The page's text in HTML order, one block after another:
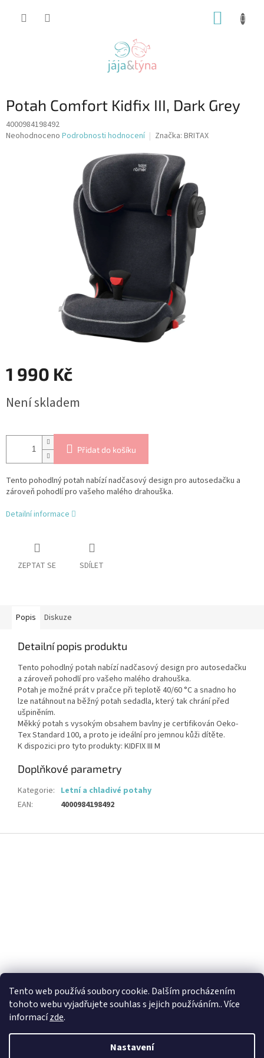
Tento web používá soubory cookie. Dalším procházením
tohoto webu vyjadřujete souhlas s jejich používáním.. Více
informacízde.
Nastavení
Potah Comfort Kidfix III, Dark Grey
4000984198492
Průměrné
Neohodnoceno Podrobnosti hodnocení Značka: BRITAX
1 990 Kč
cena:
Není skladem
Přidat do košíku
Tento pohodlný potah nabízí nadčasový design pro autosedačku a
zároveň pohodlí pro vašeho malého drahouška.
Detailní informace
ZEPTAT SE SDÍLET
Popis Diskuze
Detailní popis produktu
Tento pohodlný potah nabízí nadčasový design pro autosedačku
a zároveň pohodlí pro vašeho malého drahouška.
Potah je možné prát v pračce při teplotě 40/60 °C a snadno ho
lze natáhnout na běžný potah sedadla, který tak chrání před
ušpiněním.
Měkký potah s vysokým obsahem bavlny je certifikován Oeko-
Tex Standard 100, a proto je ideální pro jemnou kůži dítěte.
K dispozici pro tyto produkty: KIDFIX III M
Doplňkové parametry
Kategorie: Letní a chladivé potahy
EAN: 4000984198492
Vytvořil Shoptet